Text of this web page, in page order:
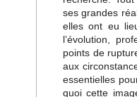
ses grandes
elles ont eu
l’évolution,
points de
aux
essentielles
quoi cette